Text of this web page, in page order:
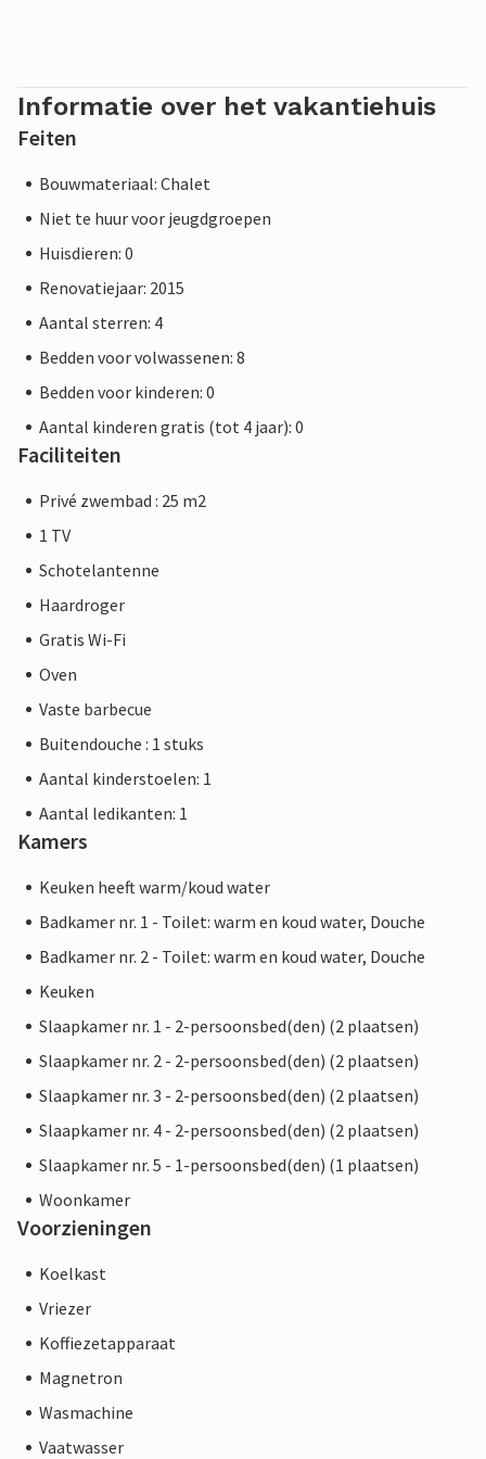
Informatie over het vakantiehuis
Feiten
Bouwmateriaal: Chalet
Niet te huur voor jeugdgroepen
Huisdieren: 0
Renovatiejaar: 2015
Aantal sterren: 4
Bedden voor volwassenen: 8
Bedden voor kinderen: 0
Aantal kinderen gratis (tot 4 jaar): 0
Faciliteiten
Privé zwembad : 25 m2
1 TV
Schotelantenne
Haardroger
Gratis Wi-Fi
Oven
Vaste barbecue
Buitendouche : 1 stuks
Aantal kinderstoelen: 1
Aantal ledikanten: 1
Kamers
Keuken heeft warm/koud water
Badkamer nr. 1 - Toilet: warm en koud water, Douche
Badkamer nr. 2 - Toilet: warm en koud water, Douche
Keuken
Slaapkamer nr. 1 - 2-persoonsbed(den) (2 plaatsen)
Slaapkamer nr. 2 - 2-persoonsbed(den) (2 plaatsen)
Slaapkamer nr. 3 - 2-persoonsbed(den) (2 plaatsen)
Slaapkamer nr. 4 - 2-persoonsbed(den) (2 plaatsen)
Slaapkamer nr. 5 - 1-persoonsbed(den) (1 plaatsen)
Woonkamer
Voorzieningen
Koelkast
Vriezer
Koffiezetapparaat
Magnetron
Wasmachine
Vaatwasser